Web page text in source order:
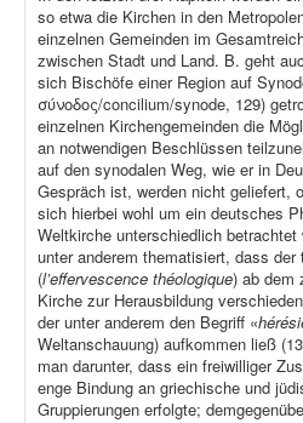
so etwa die Kirchen in den
einzelnen Gemeinden im
zwischen Stadt und Land. B. geht
sich Bischöfe einer Region auf
σύνοδος/concilium/synode, 129)
einzelnen Kirchengemeinden die
an notwendigen Beschlüssen
auf den synodalen Weg, wie er in
Gespräch ist, werden nicht geliefert,
sich hierbei wohl um ein deutsches
Weltkirche unterschiedlich
unter anderem thematisiert, dass der
(l’effervescence théologique) ab dem
Kirche zur Herausbildung
der unter anderem den Begriff «
Weltanschauung) aufkommen ließ
man darunter, dass ein freiwilliger
enge Bindung an griechische und
Gruppierungen erfolgte;